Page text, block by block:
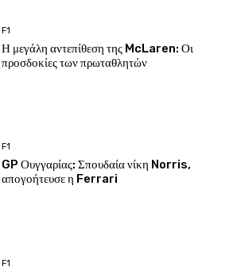
F1
Η μεγάλη αντεπίθεση της McLaren: Οι
προσδοκίες των πρωταθλητών
F1
GP Ουγγαρίας: Σπουδαία νίκη Norris,
απογοήτευσε η Ferrari
F1